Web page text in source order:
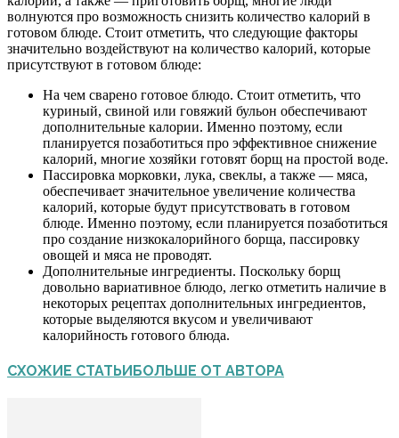
волнуются про возможность снизить количество калорий в
готовом блюде. Стоит отметить, что следующие факторы
значительно воздействуют на количество калорий, которые
присутствуют в готовом блюде:
На чем сварено готовое блюдо. Стоит отметить, что
куриный, свиной или говяжий бульон обеспечивают
дополнительные калории. Именно поэтому, если
планируется позаботиться про эффективное снижение
калорий, многие хозяйки готовят борщ на простой воде.
Пассировка морковки, лука, свеклы, а также — мяса,
обеспечивает значительное увеличение количества
калорий, которые будут присутствовать в готовом
блюде. Именно поэтому, если планируется позаботиться
про создание низкокалорийного борща, пассировку
овощей и мяса не проводят.
Дополнительные ингредиенты. Поскольку борщ
довольно вариативное блюдо, легко отметить наличие в
некоторых рецептах дополнительных ингредиентов,
которые выделяются вкусом и увеличивают
калорийность готового блюда.
СХОЖИЕ СТАТЬИБОЛЬШЕ ОТ АВТОРА